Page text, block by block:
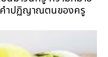
ำปฏิญาณตนของครู